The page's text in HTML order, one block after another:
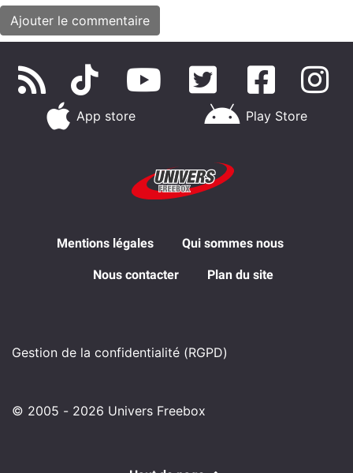
App store Play Store
Mentions légales Qui sommes nous
Nous contacter Plan du site
Gestion de la confidentialité (RGPD)
© 2005 - 2026 Univers Freebox